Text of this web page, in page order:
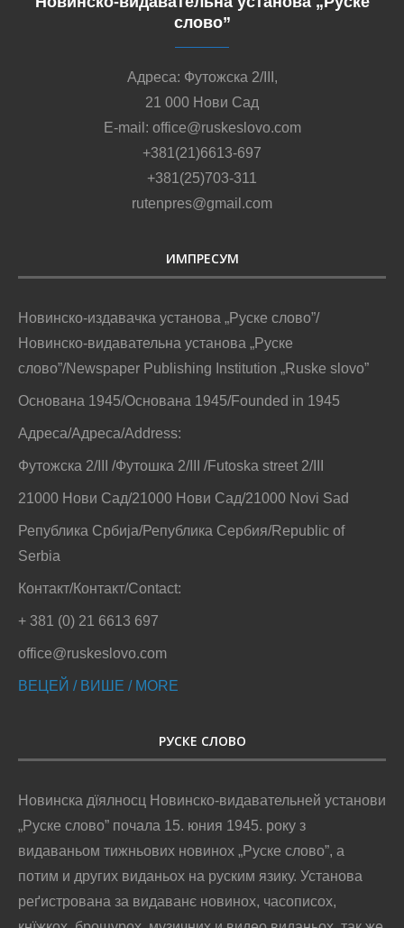
слово”
Адреса: Футожска 2/III,
21 000 Нови Сад
E-mail: office@ruskeslovo.com
+381(21)6613-697
+381(25)703-311
rutenpres@gmail.com
ИМПРЕСУМ
Новинско-издавачка установа „Руске слово”/
Новинско-видавательна установа „Руске
слово”/Newspaper Publishing Institution „Ruske slovo”
Основана 1945/Основана 1945/Founded in 1945
Адреса/Адреса/Address:
Футожска 2/III /Футошка 2/III /Futoska street 2/III
21000 Нови Сад/21000 Нови Сад/21000 Novi Sad
Република Србија/Република Сербия/Republic of
Serbia
Контакт/Контакт/Contact:
+ 381 (0) 21 6613 697
office@ruskeslovo.com
ВЕЦЕЙ / ВИШЕ / MORE
РУСКЕ СЛОВО
Новинска дїялносц Новинско-видавательней установи
„Руске слово” почала 15. юния 1945. року з
видаваньом тижньових новинох „Руске слово”, а
потим и других виданьох на руским язику. Установа
реґистрована за видаванє новинох, часописох,